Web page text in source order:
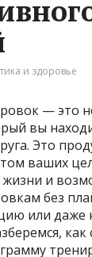
и здоровье
— это
вы
Это
ваших
жизни и
без
или даже
как